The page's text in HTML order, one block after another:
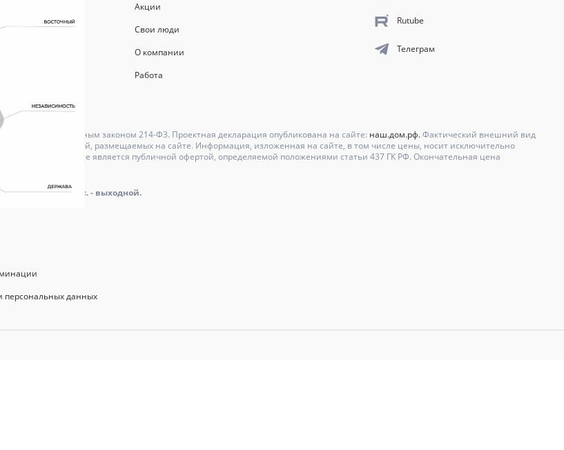
Акции
Свои люди
О компании
Работа
Rutube
Телеграм
с Федеральным законом 214-Ф3. Проектная декларация опубликована на сайте: наш.дом.рф.Фактический внешний вид
от изображений, размещаемых на сайте. Информация, изложенная на сайте, в том числе цены, носит исключительно
каких условиях не является публичной офертой, определяемой положениями статьи 437 ГК РФ. Окончательная цена
9.00 - 18.00, сб., вс. - выходной.
персональных данных